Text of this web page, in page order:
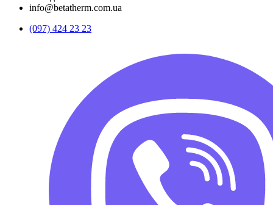
info@betatherm.com.ua
(097) 424 23 23